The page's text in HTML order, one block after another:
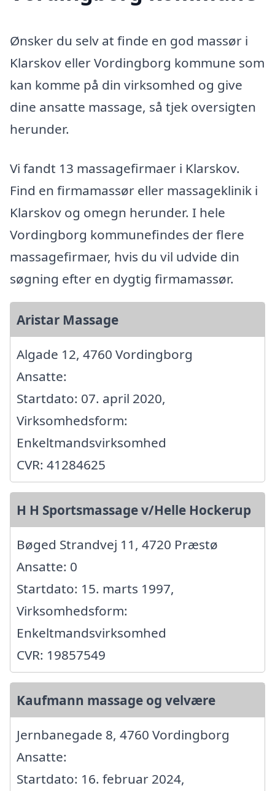
Ønsker du selv at finde en god massør i
Klarskov eller Vordingborg kommune som
kan komme på din virksomhed og give
dine ansatte massage, så tjek oversigten
herunder.
Vi fandt 13 massagefirmaer i Klarskov.
Find en firmamassør eller massageklinik i
Klarskov og omegn herunder. I hele
Vordingborg kommunefindes der flere
massagefirmaer, hvis du vil udvide din
søgning efter en dygtig firmamassør.
Aristar Massage
Algade 12, 4760 Vordingborg
Ansatte:
Startdato: 07. april 2020,
Virksomhedsform:
Enkeltmandsvirksomhed
CVR: 41284625
H H Sportsmassage v/Helle Hockerup
Bøged Strandvej 11, 4720 Præstø
Ansatte: 0
Startdato: 15. marts 1997,
Virksomhedsform:
Enkeltmandsvirksomhed
CVR: 19857549
Kaufmann massage og velvære
Jernbanegade 8, 4760 Vordingborg
Ansatte:
Startdato: 16. februar 2024,